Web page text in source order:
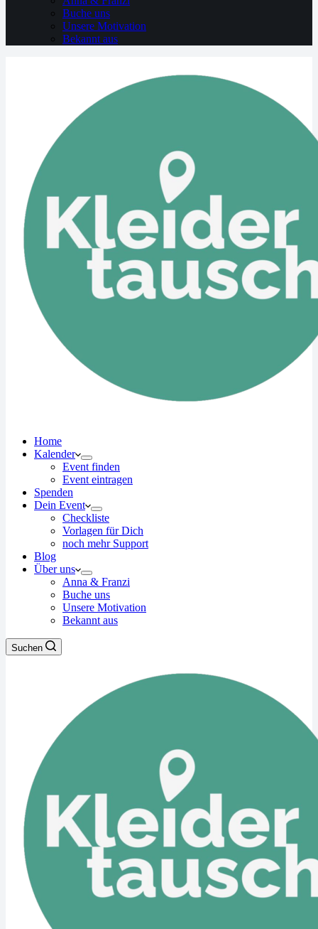
Buche uns
Unsere Motivation
Bekannt aus
Home
Kalender
Event finden
Event eintragen
Spenden
Dein Event
Checkliste
Vorlagen für Dich
noch mehr Support
Blog
Über uns
Anna & Franzi
Buche uns
Unsere Motivation
Bekannt aus
Suchen